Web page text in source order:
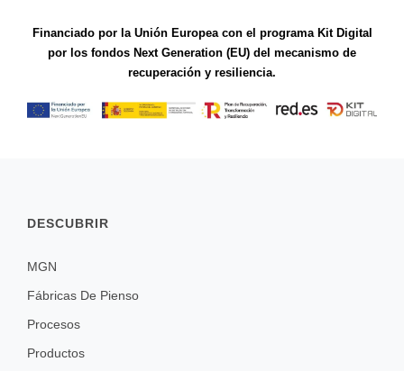
Financiado por la Unión Europea con el programa Kit Digital
por los fondos Next Generation (EU) del mecanismo de
recuperación y resiliencia.
DESCUBRIR
MGN
Fábricas De Pienso
Procesos
Productos